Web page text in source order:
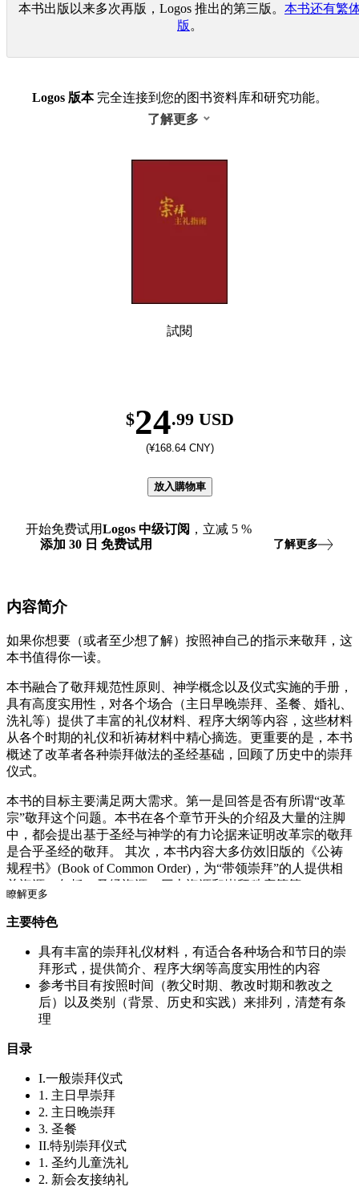
本书出版以来多次再版，Logos 推出的第三版。 本书还有繁
版 。
Logos 版本完全连接到您的图书资料库和研究功能。
了解更多
試閱
$24.99 USD
(¥168.64 CNY)
放入購物車
开始免费试用Logos 中级订阅 ，立减 5 %
添加 30 日 免费试用 了解更多
内容简介
如果你想要（或者至少想了解）按照神自己的指示来敬拜，这
本书值得你一读。
本书融合了敬拜规范性原则、神学概念以及仪式实施的手册，
具有高度实用性，对各个场合（主日早晚崇拜、圣餐、婚礼、
洗礼等）提供了丰富的礼仪材料、程序大纲等内容，这些材料
从各个时期的礼仪和祈祷材料中精心摘选。更重要的是，本书
概述了改革者各种崇拜做法的圣经基础，回顾了历史中的崇拜
仪式。
本书的目标主要满足两大需求。第一是回答是否有所谓“改革
宗”敬拜这个问题。本书在各个章节开头的介绍及大量的注脚
中，都会提出基于圣经与神学的有力论据来证明改革宗的敬拜
是合乎圣经的敬拜。 其次，本书内容大多仿效旧版的《公祷
规程书》(Book of Common Order)，为“带领崇拜”的人提供相
关资源。包括：圣经资源，历史资源和崇拜秩序等等。
本书专门为长老会、改革宗神学生及牧师而写，但是也通过提
供崇拜形式的圣经依据来教育和鼓励信徒们，重申传统改革宗
崇拜的圣经根。书后的附录提供了按照历史时期和类别的参考
书目，为想要进一步了解改革宗崇拜传统的读者，提供了清晰
的指引。
瞭解更多
主要特色
具有丰富的崇拜礼仪材料，有适合各种场合和节日的崇
拜形式，提供简介、程序大纲等高度实用性的内容
参考书目有按照时间（教父时期、教改时期和教改之
后）以及类别（背景、历史和实践）来排列，清楚有条
理
目录
I.一般崇拜仪式
1. 主日早崇拜
2. 主日晚崇拜
3. 圣餐
II.特别崇拜仪式
1. 圣约儿童洗礼
2. 新会友接纳礼